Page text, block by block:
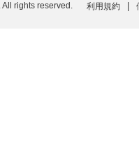
rights reserved. 利用規約